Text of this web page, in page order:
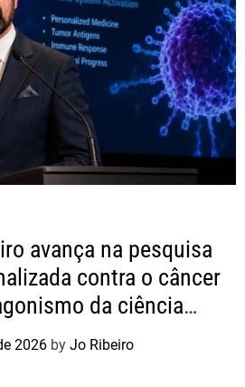
avança na pesquisa
contra o câncer
da ciência
2026 by Jo Ribeiro